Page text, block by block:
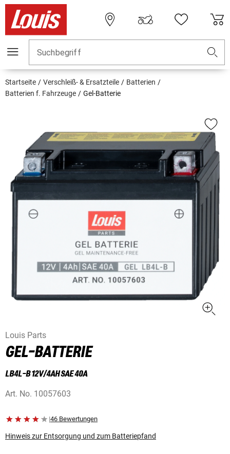
Suchbegriff
Startseite Verschleiß- & Ersatzteile
Batterien
Batterien f. Fahrzeuge
Gel-Batterie
Louis Parts
GEL-BATTERIE
LB4L-B 12V/4AH SAE 40A
Art. No. 10057603
|46 Bewertungen
Hinweis zur Entsorgung und zum Batteriepfand